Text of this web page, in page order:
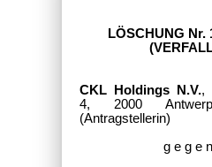
LÖSCHUNG Nr.
CKL Holdings N.V.,
4, 2000
(Antragstellerin)
g e g e n